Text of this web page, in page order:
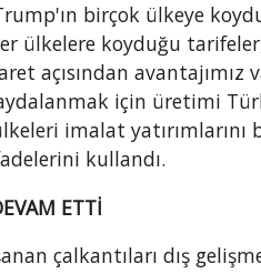
birçok ülkeye
ülkelere koyduğu
açısından
için üretimi
imalat yatırımlarını
kullandı.
ETTİ
çalkantıları dış